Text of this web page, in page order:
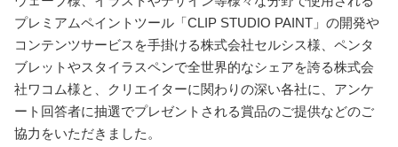
プレミアムペイントツール「CLIP STUDIO PAINT」の開発や
コンテンツサービスを手掛ける株式会社セルシス様、ペンタ
ブレットやスタイラスペンで全世界的なシェアを誇る株式会
社ワコム様と、クリエイターに関わりの深い各社に、アンケ
ート回答者に抽選でプレゼントされる賞品のご提供などのご
協力をいただきました。